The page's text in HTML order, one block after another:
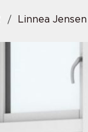
Linnea Jensen